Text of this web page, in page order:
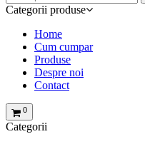
Categorii produse
Home
Cum cumpar
Produse
Despre noi
Contact
0
Categorii